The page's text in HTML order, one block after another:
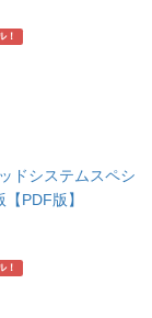
！
ドシステムスペシ
PDF版】
！